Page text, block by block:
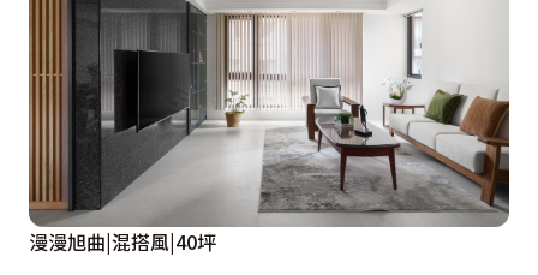
漫漫旭曲|混搭風|40坪